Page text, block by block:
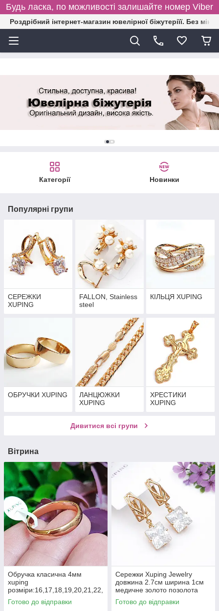
Будь ласка, по можливості залишайте номер Viber
Роздрібний інтернет-магазин ювелірної біжутеріїї. Без
Категорії Новинки
Популярні групи
СЕРЕЖКИ
XUPING
FALLON, Stainless
steel
КІЛЬЦЯ XUPING
ОБРУЧКИ XUPING
ЛАНЦЮЖКИ
XUPING
ХРЕСТИКИ
XUPING
Дивитися всі групи
Вітрина
Обручка класична 4мм
xuping
розміри:16,17,18,19,20,21,22,
24 медичне золото позолота
18К 8320
Готово до відправки
Сережки Xuping Jewelry
довжина 2.7см ширина 1см
медичне золото позолота
18К цирконій с1339
Готово до відправки